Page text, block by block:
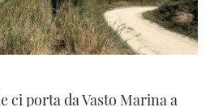
ci porta da Vasto Marina a